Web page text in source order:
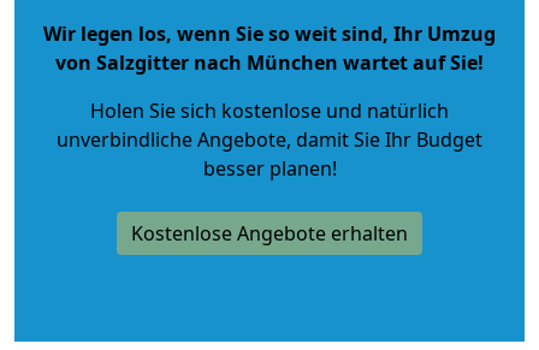
Wir legen los, wenn Sie so weit sind, Ihr Umzug
von Salzgitter nach München wartet auf Sie!
Holen Sie sich kostenlose und natürlich
unverbindliche Angebote, damit Sie Ihr Budget
besser planen!
Kostenlose Angebote erhalten